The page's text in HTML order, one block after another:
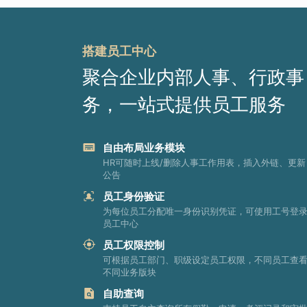
搭建员工中心
聚合企业内部人事、行政事
务，一站式提供员工服务
自由布局业务模块
HR可随时上线/删除人事工作用表，插入外链、更新
公告
员工身份验证
为每位员工分配唯一身份识别凭证，可使用工号登录
员工中心
员工权限控制
可根据员工部门、职级设定员工权限，不同员工查看
不同业务版块
自助查询